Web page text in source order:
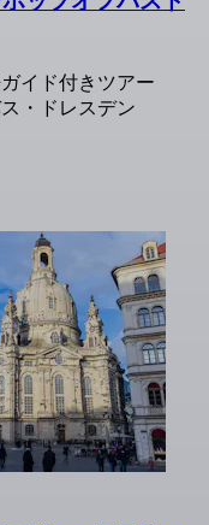
イド付きツアー
・ドレスデン